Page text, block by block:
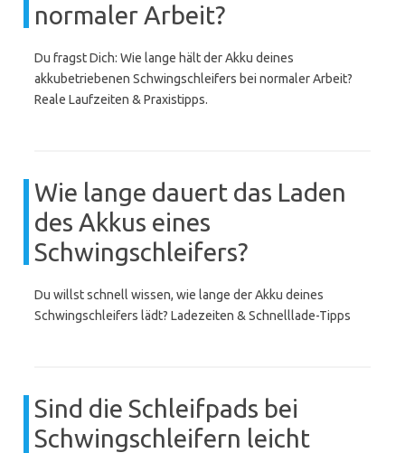
normaler Arbeit?
Du fragst Dich: Wie lange hält der Akku deines
akkubetriebenen Schwingschleifers bei normaler Arbeit?
Reale Laufzeiten & Praxistipps.
Wie lange dauert das Laden
des Akkus eines
Schwingschleifers?
Du willst schnell wissen, wie lange der Akku deines
Schwingschleifers lädt? Ladezeiten & Schnelllade-Tipps
Sind die Schleifpads bei
Schwingschleifern leicht